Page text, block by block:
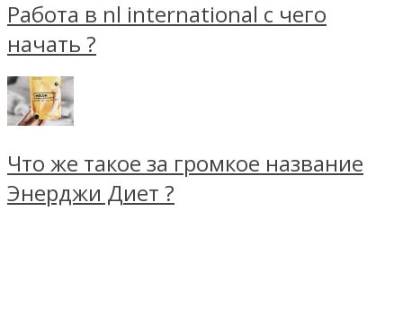
Работа в nl international с чего
начать ?
Что же такое за громкое название
Энерджи Диет ?